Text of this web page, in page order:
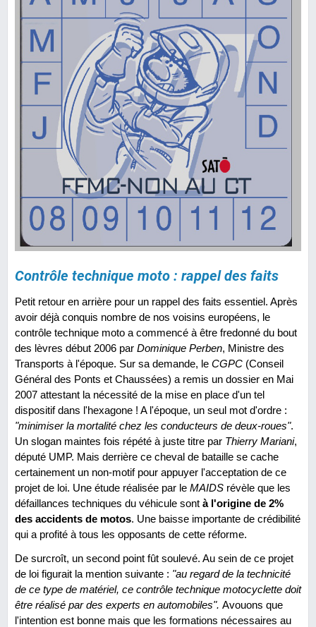
Contrôle technique moto : rappel des faits
Petit retour en arrière pour un rappel des faits essentiel. Après
avoir déjà conquis nombre de nos voisins européens, le
contrôle technique moto a commencé à être fredonné du bout
des lèvres début 2006 par Dominique Perben, Ministre des
Transports à l'époque. Sur sa demande, le CGPC (Conseil
Général des Ponts et Chaussées) a remis un dossier en Mai
2007 attestant la nécessité de la mise en place d'un tel
dispositif dans l'hexagone ! A l'époque, un seul mot d'ordre :
"minimiser la mortalité chez les conducteurs de deux-roues".
Un slogan maintes fois répété à juste titre par Thierry Mariani,
député UMP. Mais derrière ce cheval de bataille se cache
certainement un non-motif pour appuyer l'acceptation de ce
projet de loi. Une étude réalisée par le MAIDS révèle que les
défaillances techniques du véhicule sont à l'origine de 2%
des accidents de motos. Une baisse importante de crédibilité
qui a profité à tous les opposants de cette réforme.
De surcroît, un second point fût soulevé. Au sein de ce projet
de loi figurait la mention suivante : "au regard de la technicité
de ce type de matériel, ce contrôle technique motocyclette doit
être réalisé par des experts en automobiles". Avouons que
l'intention est bonne mais que les formations nécessaires au